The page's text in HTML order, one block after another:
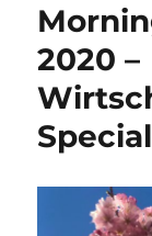
2020 –
Special